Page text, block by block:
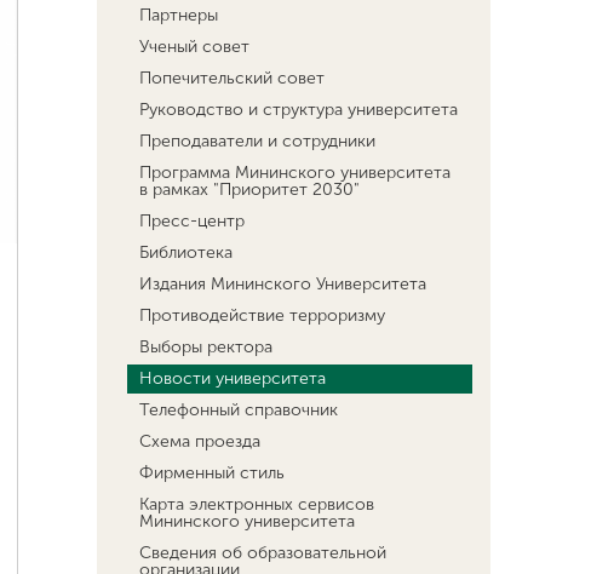
Партнеры
Ученый совет
Попечительский совет
Руководство и структура университета
Преподаватели и сотрудники
Программа Мининского университета
в рамках "Приоритет 2030"
Пресс-центр
Библиотека
Издания Мининского Университета
Противодействие терроризму
Выборы ректора
Новости университета
Телефонный справочник
Схема проезда
Фирменный стиль
Карта электронных сервисов
Мининского университета
Сведения об образовательной
организации